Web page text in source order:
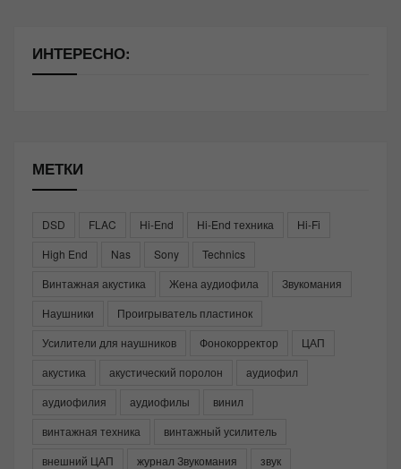
ИНТЕРЕСНО:
МЕТКИ
DSD FLAC Hi-End Hi-End техника
Hi-Fi
High End
Nas Sony
Technics
Винтажная акустика
Жена аудиофила
Звукомания
Наушники
Проигрыватель пластинок
Усилители для наушников
Фонокорректор
ЦАП
акустика
акустический поролон
аудиофил
аудиофилия
аудиофилы
винил
винтажная техника
винтажный усилитель
внешний ЦАП
журнал Звукомания
звук